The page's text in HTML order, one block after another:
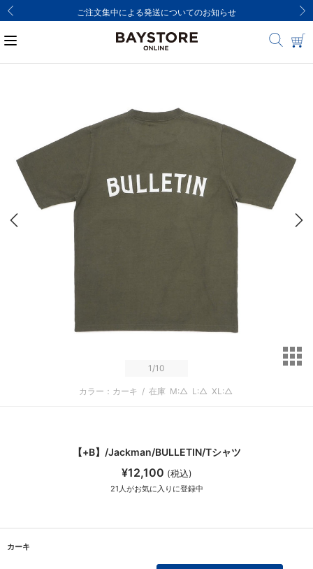
ご注文集中による発送についてのお知らせ
1/10
カラー：カーキ / 在庫 M:△ L:△ XL:△
【+B】/Jackman/BULLETIN/Tシャツ
¥12,100 (税込)
21 人がお気に入りに登録中
カーキ